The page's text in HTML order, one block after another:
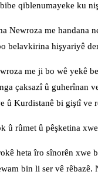
qiblenumayeke ku
Newroza me handana
belavkirina hişyariyê
me ji bo wê yekê
çaksazî û guherînan
û Kurdistanê bi giştî ve
û rûmet û pêşketina
heta îro sînorên xwe
bin li ser vê